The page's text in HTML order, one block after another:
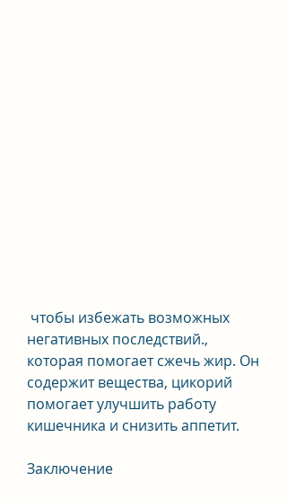
негативных последствий.,
которая помогает сжечь жир. Он
содержит вещества, цикорий
помогает улучшить работу
кишечника и снизить аппетит.
Заключение